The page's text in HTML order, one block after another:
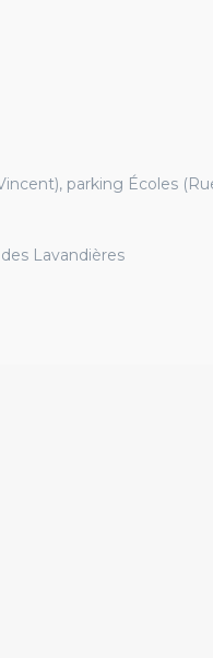
parking Écoles
Lavandières